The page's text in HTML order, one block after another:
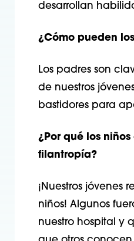
desarrollan
¿Cómo pueden
Los padres son
de nuestros
bastidores para
¿Por qué los
filantropía?
¡Nuestros jóvenes
niños! Algunos
nuestro hospital y